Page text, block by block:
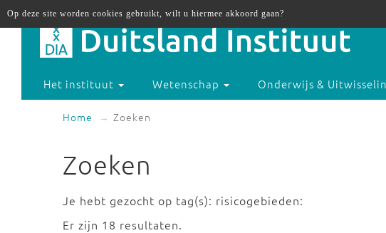
Het instituut Wetenschap Onderwijs &
Home Zoeken
Zoeken
Je hebt gezocht op tag(s): risicogebieden:
Er zijn 18 resultaten.
Op deze site worden cookies gebruikt, wilt u hiermee akkoord gaan?